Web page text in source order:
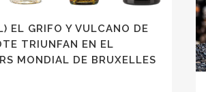
EL GRIFO Y VULCANO DE
TRIUNFAN EN EL
MONDIAL DE BRUXELLES